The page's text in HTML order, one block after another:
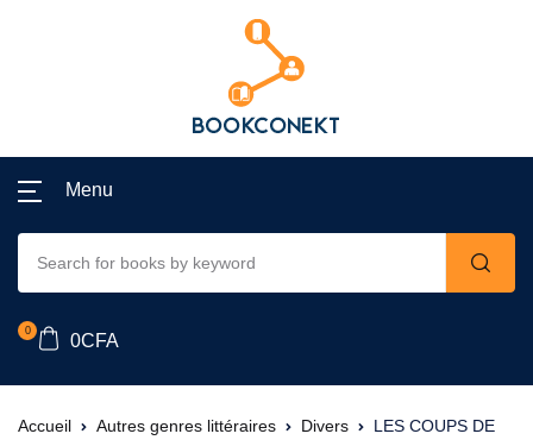
Menu
0
0CFA
Accueil Autres genres littéraires Divers
LES COUPS DE